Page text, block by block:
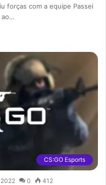
forças com a equipe Passei
ao…
CS:GO Esports
0 412